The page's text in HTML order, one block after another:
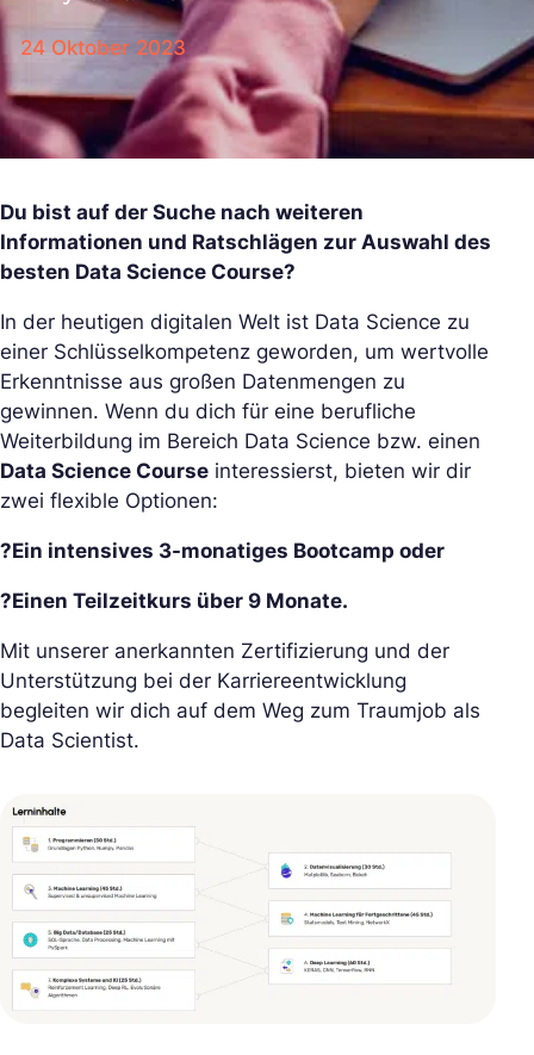
24 Oktober 2023
Du bist auf der Suche nach weiteren
Informationen und Ratschlägen zur Auswahl des
besten Data Science Course?
In der heutigen digitalen Welt ist Data Science zu
einer Schlüsselkompetenz geworden, um wertvolle
Erkenntnisse aus großen Datenmengen zu
gewinnen. Wenn du dich für eine berufliche
Weiterbildung im Bereich Data Science bzw. einen
Data Science Course interessierst, bieten wir dir
zwei flexible Optionen:
?Ein intensives 3-monatiges Bootcamp oder
?Einen Teilzeitkurs über 9 Monate.
Mit unserer anerkannten Zertifizierung und der
Unterstützung bei der Karriereentwicklung
begleiten wir dich auf dem Weg zum Traumjob als
Data Scientist.